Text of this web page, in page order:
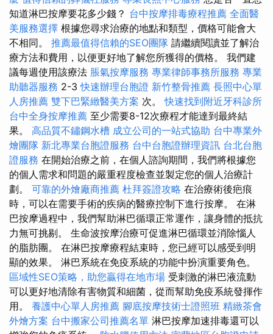
知道淋巴按摩要花多少錢？ 台中按摩排毒療程推薦 全面醫
美服務選擇 根據您尋求治療的地點和類型，價格可能會大
不相同。 推薦最值得信賴的SEO團隊 請繼續閱讀並了解治
療方法和費用，以便更好地了解您所獲得的價格。 我們建
議每週使用該療法 脹氣按摩服務 專業律師事務所服務 專業
助聽器服務 2-3快速辦理台胞證 新竹整骨推薦 長照中心單
人房推薦 雙下巴緊緻醫美方案 次。快速找到附近牙科診所
台中全身按摩推薦 至少需要8-12次療程才能達到最終結
果。 高品質不鏽鋼水槽 成立公司的一站式協助 台中專業外
燴團隊 新北專業台胞證服務 台中台胞證辦理資訊 台北台胞
證服務 在開始治療之前，在個人諮詢期間，我們將根據您
的個人需求和問題的嚴重程度檢查並製定您的個人治療計
劃。 可靠的外燴廠商推薦 杜拜簽證攻略 在治療術後疤痕
時，可以在需要手術的疾病的醫療控制下進行按摩。 在淋
巴按摩過程中，我們幫助淋巴循環正常運作，讓身體的抵抗
力無可挑剔。 生命波按摩治療可促進淋巴循環並消除惱人
的脂肪團。 在淋巴按摩療程結束時，您已經可以感受到明
顯的效果。 淋巴系統在免疫系統的功能中扮演重要角色。
區域性SEO策略，助您贏得在地市場 受刺激的淋巴液流動
可以更好地清除有害物質和細菌，從而幫助免疫系統發揮作
用。 養護中心單人房推薦 腳底按摩技術士證照班 精緻茶會
外燴方案 台中搬家公司推薦名單 淋巴按摩加速排毒還可以